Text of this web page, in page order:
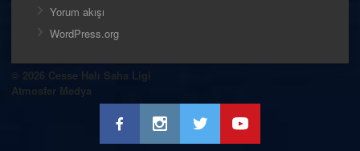
Yorum akışı
WordPress.org
© 2026 Cesse Halı Saha Ligi
Atmosfer Medya